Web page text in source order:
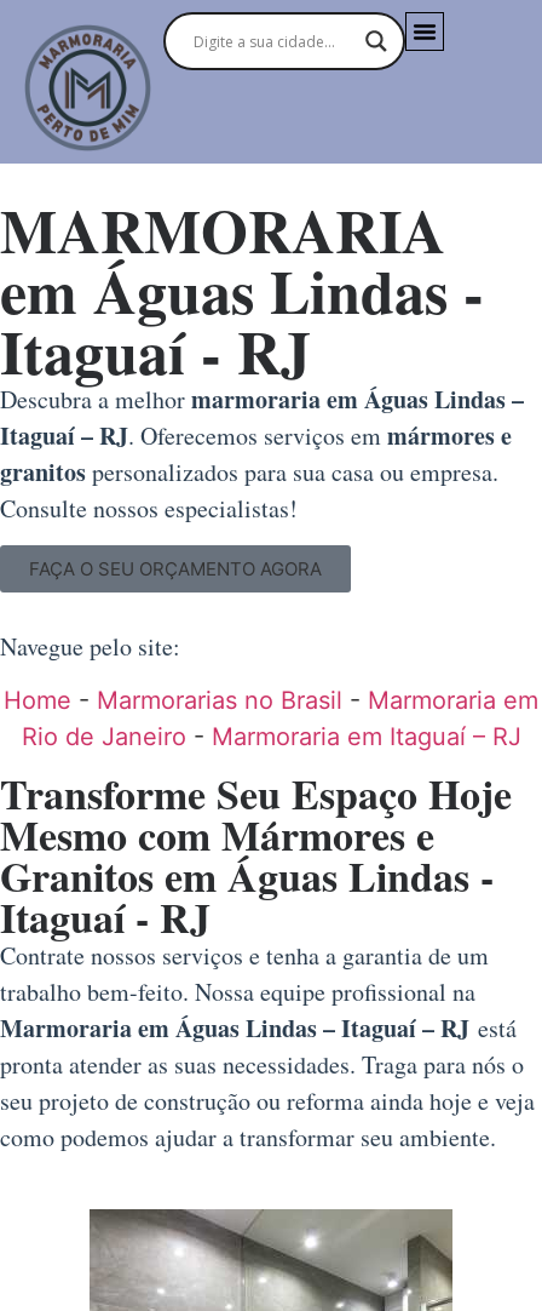
MARMORARIA
em Águas Lindas -
Itaguaí - RJ
Descubra a melhormarmoraria em Águas Lindas –
Itaguaí – RJ. Oferecemos serviços emmármores e
granitospersonalizados para sua casa ou empresa.
Consulte nossos especialistas!
FAÇA O SEU ORÇAMENTO AGORA
Navegue pelo site:
Home - Marmorarias no Brasil - Marmoraria em
Rio de Janeiro - Marmoraria em Itaguaí – RJ
Transforme Seu Espaço Hoje
Mesmo com Mármores e
Granitos em Águas Lindas -
Itaguaí - RJ
Contrate nossos serviços e tenha a garantia de um
trabalho bem-feito. Nossa equipe profissional na
Marmoraria em Águas Lindas – Itaguaí – RJ está
pronta atender as suas necessidades. Traga para nós o
seu projeto de construção ou reforma ainda hoje e veja
como podemos ajudar a transformar seu ambiente.